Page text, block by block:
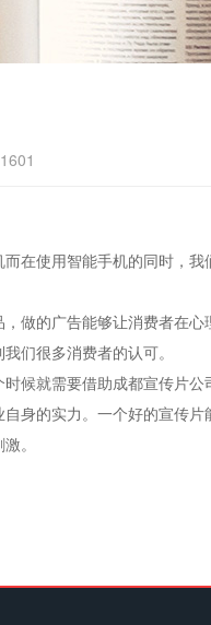
1601
在使用智能手机的同时，我
做的广告能够让消费者在心
们很多消费者的认可。
候就需要借助成都宣传片公
身的实力。一个好的宣传
。